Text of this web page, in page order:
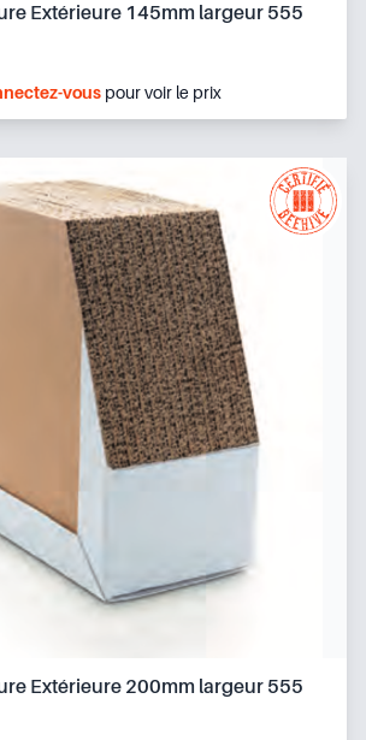
Extérieure 145mm largeur 555
vous pour voir le prix
Extérieure 200mm largeur 555